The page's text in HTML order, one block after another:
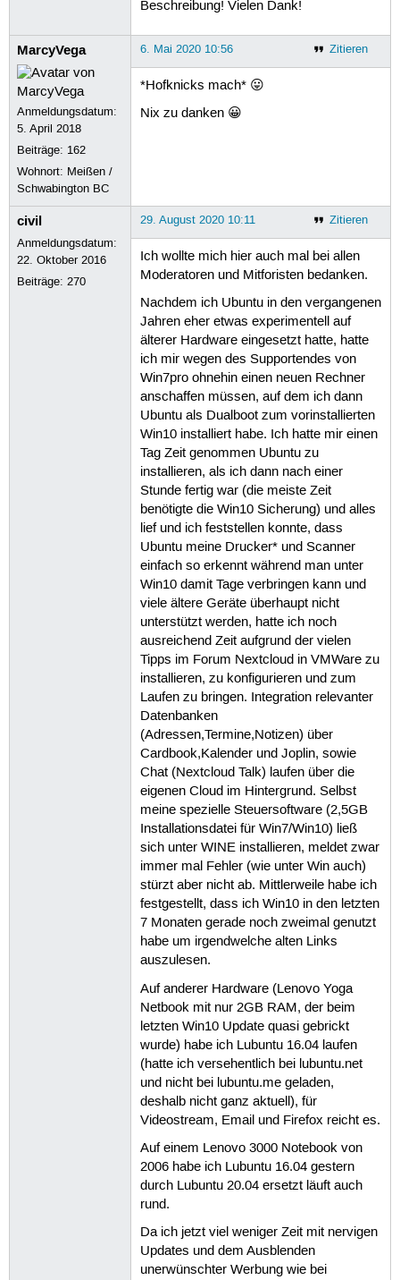
Beschreibung! Vielen Dank!
MarcyVega
Anmeldungsdatum:
5. April 2018
Beiträge: 162
Wohnort: Meißen /
Schwabington BC
Zitieren
6. Mai 2020 10:56
*Hofknicks mach* 😛
Nix zu danken 😀
civil
Anmeldungsdatum:
22. Oktober 2016
Beiträge:270
Zitieren
29. August 2020 10:11
Ich wollte mich hier auch mal bei allen
Moderatoren und Mitforisten bedanken.
Nachdem ich Ubuntu in den vergangenen
Jahren eher etwas experimentell auf
älterer Hardware eingesetzt hatte, hatte
ich mir wegen des Supportendes von
Win7pro ohnehin einen neuen Rechner
anschaffen müssen, auf dem ich dann
Ubuntu als Dualboot zum vorinstallierten
Win10 installiert habe. Ich hatte mir einen
Tag Zeit genommen Ubuntu zu
installieren, als ich dann nach einer
Stunde fertig war (die meiste Zeit
benötigte die Win10 Sicherung) und alles
lief und ich feststellen konnte, dass
Ubuntu meine Drucker* und Scanner
einfach so erkennt während man unter
Win10 damit Tage verbringen kann und
viele ältere Geräte überhaupt nicht
unterstützt werden, hatte ich noch
ausreichend Zeit aufgrund der vielen
Tipps im Forum Nextcloud in VMWare zu
installieren, zu konfigurieren und zum
Laufen zu bringen. Integration relevanter
Datenbanken
(Adressen,Termine,Notizen) über
Cardbook,Kalender und Joplin, sowie
Chat (Nextcloud Talk) laufen über die
eigenen Cloud im Hintergrund. Selbst
meine spezielle Steuersoftware (2,5GB
Installationsdatei für Win7/Win10) ließ
sich unter WINE installieren, meldet zwar
immer mal Fehler (wie unter Win auch)
stürzt aber nicht ab. Mittlerweile habe ich
festgestellt, dass ich Win10 in den letzten
7 Monaten gerade noch zweimal genutzt
habe um irgendwelche alten Links
auszulesen.
Auf anderer Hardware (Lenovo Yoga
Netbook mit nur 2GB RAM, der beim
letzten Win10 Update quasi gebrickt
wurde) habe ich Lubuntu 16.04 laufen
(hatte ich versehentlich bei lubuntu.net
und nicht bei lubuntu.me geladen,
deshalb nicht ganz aktuell), für
Videostream, Email und Firefox reicht es.
Auf einem Lenovo 3000 Notebook von
2006 habe ich Lubuntu 16.04 gestern
durch Lubuntu 20.04 ersetzt läuft auch
rund.
Da ich jetzt viel weniger Zeit mit nervigen
Updates und dem Ausblenden
unerwünschter Werbung wie bei